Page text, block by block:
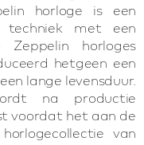
horloge is een
techniek met een
Zeppelin horloges
hetgeen een
lange levensduur.
na productie
voordat het aan de
van